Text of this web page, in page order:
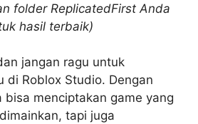
folder ReplicatedFirst Anda
hasil terbaik)
jangan ragu untuk
di Roblox Studio. Dengan
bisa menciptakan game yang
tapi juga